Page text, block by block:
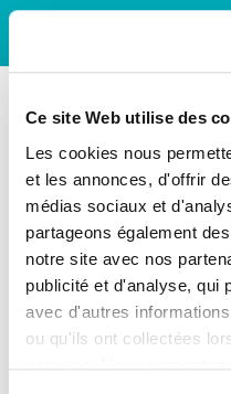
Ce site Web utilise des
Les cookies nous
et les annonces, d'offrir
médias sociaux et
partageons également
notre site avec nos
publicité et d'analyse, qui
avec d'autres
ou qu'ils ont collectées